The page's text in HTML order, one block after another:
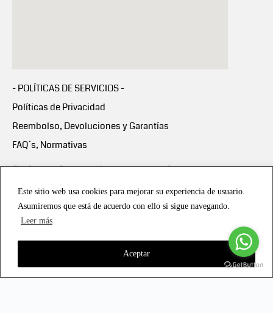
Este sitio web usa cookies para mejorar su experiencia de usuario.
Asumiremos que está de acuerdo con ello si sigue navegando.
Leer más
Aceptar
- POLÍTICAS DE SERVICIOS -
Políticas de Privacidad
Reembolso, Devoluciones y Garantías
FAQ´s, Normativas
Scalapay:Compra ahora y paga en 3 cuotas
Scalapay Política Privacidad
Copyright © 2021 all rights reserved - Vialmotor